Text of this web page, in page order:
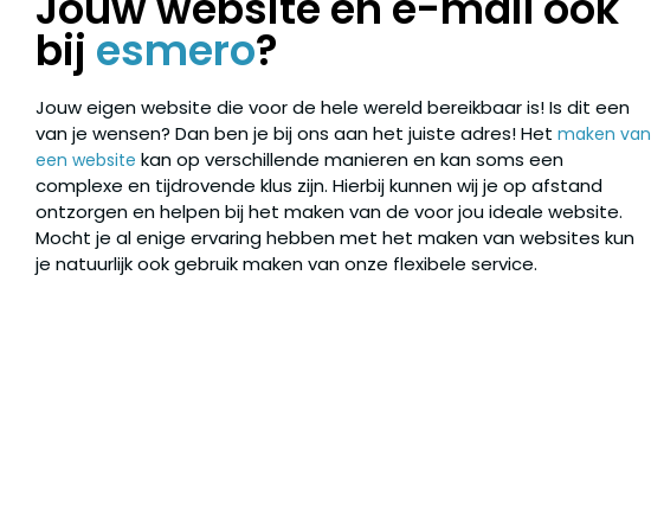
bij esmero?
Jouw eigen website die voor de hele wereld bereikbaar is! Is dit een
van je wensen? Dan ben je bij ons aan het juiste adres! Het maken van
een website kan op verschillende manieren en kan soms een
complexe en tijdrovende klus zijn. Hierbij kunnen wij je op afstand
ontzorgen en helpen bij het maken van de voor jou ideale website.
Mocht je al enige ervaring hebben met het maken van websites kun
je natuurlijk ook gebruik maken van onze flexibele service.